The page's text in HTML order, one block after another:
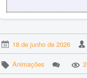
18 de junho de 2026
Animações